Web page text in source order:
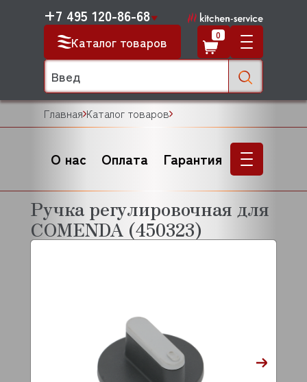
Каталог товаров
+7 495 120-86-68
0
Главная Каталог товаров
О нас Оплата Гарантия
Ручка регулировочная для
COMENDA (450323)